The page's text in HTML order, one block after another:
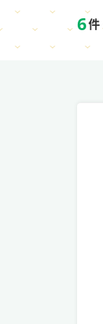
6件